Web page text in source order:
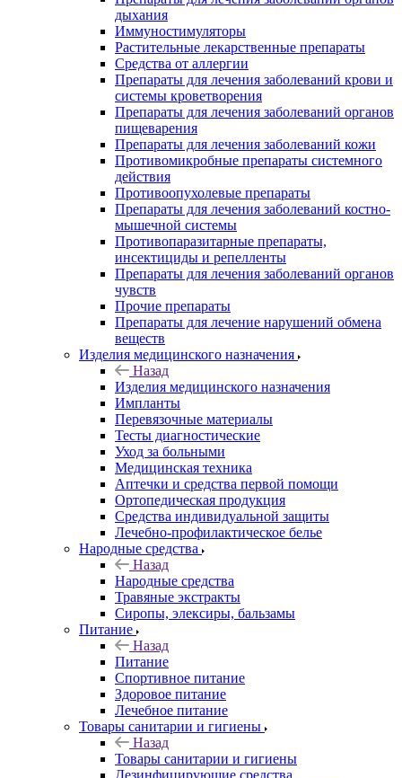
дыхания
Иммуностимуляторы
Растительные лекарственные препараты
Средства от аллергии
Препараты для лечения заболеваний крови и
системы кроветворения
Препараты для лечения заболеваний органов
пищеварения
Препараты для лечения заболеваний кожи
Противомикробные препараты системного
действия
Противоопухолевые препараты
Препараты для лечения заболеваний костно-
мышечной системы
Противопаразитарные препараты,
инсектициды и репелленты
Препараты для лечения заболеваний органов
чувств
Прочие препараты
Препараты для лечение нарушений обмена
веществ
Изделия медицинского назначения
Назад
Изделия медицинского назначения
Импланты
Перевязочные материалы
Тесты диагностические
Уход за больными
Медицинская техника
Аптечки и средства первой помощи
Ортопедическая продукция
Средства индивидуальной защиты
Лечебно-профилактическое белье
Народные средства
Назад
Народные средства
Травяные экстракты
Сиропы, элексиры, бальзамы
Питание
Назад
Питание
Спортивное питание
Здоровое питание
Лечебное питание
Товары санитарии и гигиены
Назад
Товары санитарии и гигиены
Дезинфицирующие средства